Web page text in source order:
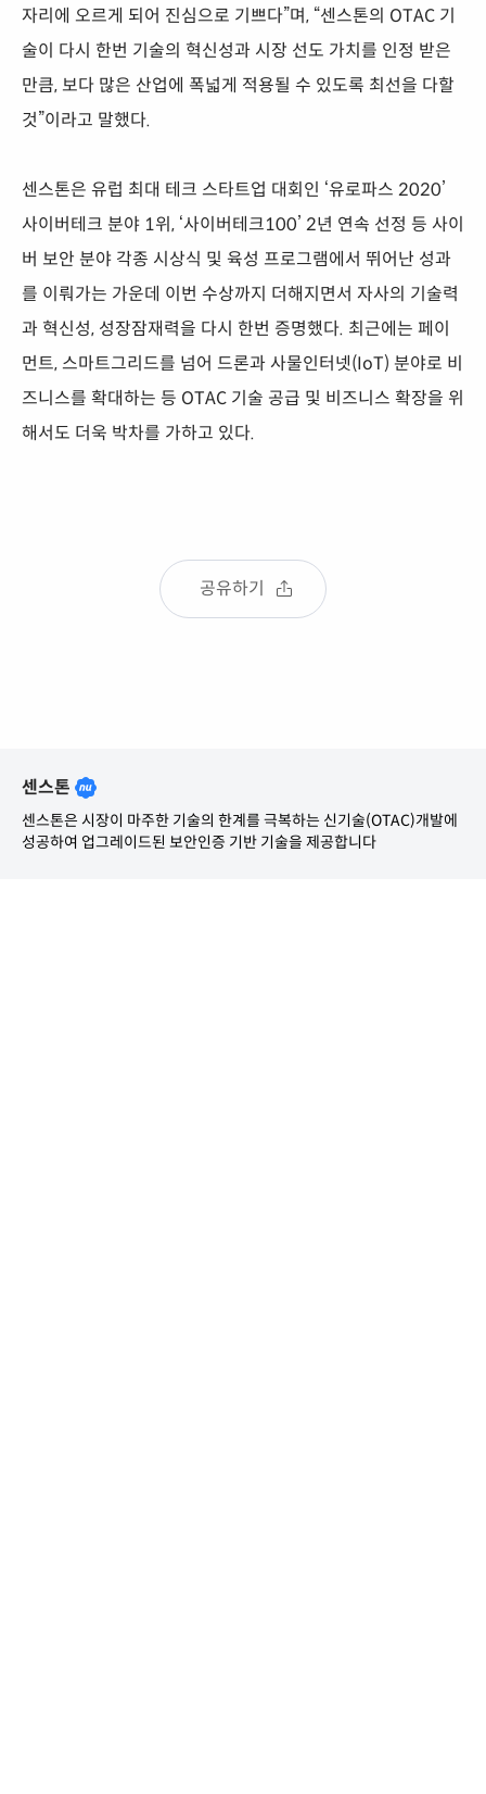
자리에 오르게 되어 진심으로 기쁘다”며, “센스톤의 OTAC 기
술이 다시 한번 기술의 혁신성과 시장 선도 가치를 인정 받은
만큼, 보다 많은 산업에 폭넓게 적용될 수 있도록 최선을 다할
것”이라고 말했다.
센스톤은 유럽 최대 테크 스타트업 대회인 ‘유로파스 2020’
사이버테크 분야 1위, ‘사이버테크100’ 2년 연속 선정 등 사이
버 보안 분야 각종 시상식 및 육성 프로그램에서 뛰어난 성과
를 이뤄가는 가운데 이번 수상까지 더해지면서 자사의 기술력
과 혁신성, 성장잠재력을 다시 한번 증명했다. 최근에는 페이
먼트, 스마트그리드를 넘어 드론과 사물인터넷(IoT) 분야로 비
즈니스를 확대하는 등 OTAC 기술 공급 및 비즈니스 확장을 위
해서도 더욱 박차를 가하고 있다.
공유하기
센스톤
센스톤은 시장이 마주한 기술의 한계를 극복하는 신기술(OTAC)개발에
성공하여 업그레이드된 보안인증 기반 기술을 제공합니다